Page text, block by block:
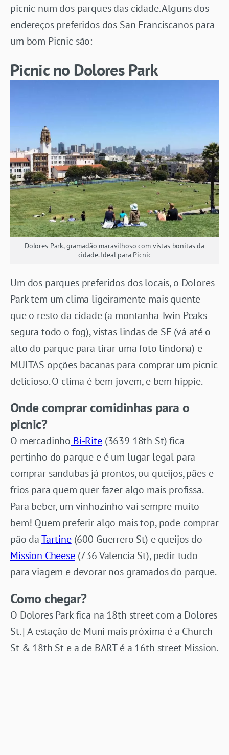
picnic num dos parques das cidade. Alguns dos
endereços preferidos dos San Franciscanos para
um bom Picnic são:
Picnic no Dolores Park
Dolores Park, gramadão maravilhoso com vistas bonitas da
cidade. Ideal para Picnic
Um dos parques preferidos dos locais, o Dolores
Park tem um clima ligeiramente mais quente
que o resto da cidade (a montanha Twin Peaks
segura todo o fog), vistas lindas de SF (vá até o
alto do parque para tirar uma foto lindona) e
MUITAS opções bacanas para comprar um picnic
delicioso. O clima é bem jovem, e bem hippie.
Onde comprar comidinhas para o
picnic?
O mercadinho Bi-Rite(3639 18th St) fica
pertinho do parque e é um lugar legal para
comprar sandubas já prontos, ou queijos, pães e
frios para quem quer fazer algo mais profissa.
Para beber, um vinhozinho vai sempre muito
bem! Quem preferir algo mais top, pode comprar
pão daTartine(600 Guerrero St) e queijos do
Mission Cheese (736 Valencia St), pedir tudo
para viagem e devorar nos gramados do parque.
Como chegar?
O Dolores Park fica na 18th street com a Dolores
St. | A estação de Muni mais próxima é a Church
St & 18th St e a de BART é a 16th street Mission.